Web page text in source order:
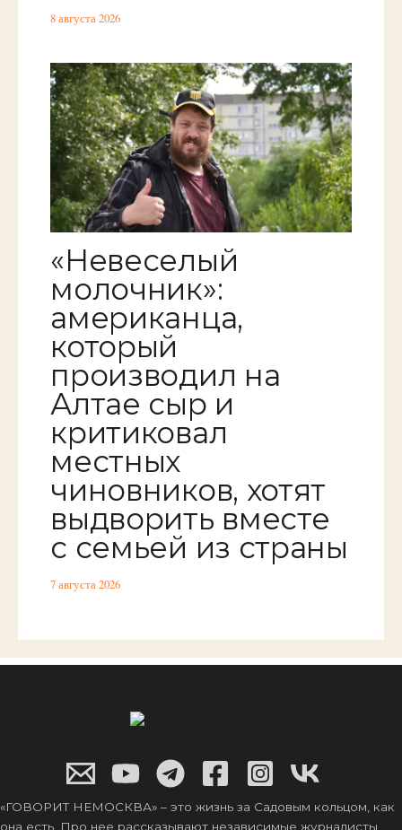
8 августа 2026
«Невеселый
молочник»:
американца,
который
производил на
Алтае сыр и
критиковал
местных
чиновников, хотят
выдворить вместе
с семьей из страны
7 августа 2026
«ГОВОРИТ НЕМОСКВА» – это жизнь за Садовым кольцом, как
она есть. Про нее рассказывают независимые журналисты,